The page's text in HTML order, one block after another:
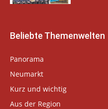
Beliebte Themenwelten
Panorama
Neumarkt
Kurz und wichtig
Aus der Region